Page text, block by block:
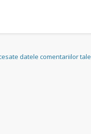
datele comentariilor tale